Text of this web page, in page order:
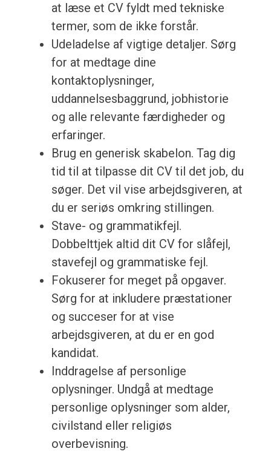
at læse et CV fyldt med tekniske
termer, som de ikke forstår.
Udeladelse af vigtige detaljer. Sørg
for at medtage dine
kontaktoplysninger,
uddannelsesbaggrund, jobhistorie
og alle relevante færdigheder og
erfaringer.
Brug en generisk skabelon. Tag dig
tid til at tilpasse dit CV til det job, du
søger. Det vil vise arbejdsgiveren, at
du er seriøs omkring stillingen.
Stave- og grammatikfejl.
Dobbelttjek altid dit CV for slåfejl,
stavefejl og grammatiske fejl.
Fokuserer for meget på opgaver.
Sørg for at inkludere præstationer
og succeser for at vise
arbejdsgiveren, at du er en god
kandidat.
Inddragelse af personlige
oplysninger. Undgå at medtage
personlige oplysninger som alder,
civilstand eller religiøs
overbevisning.